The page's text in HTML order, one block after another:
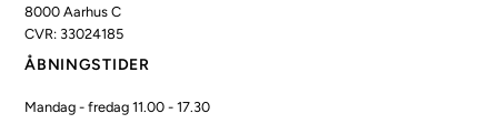
8000 Aarhus C
CVR: 33024185
ÅBNINGSTIDER
Mandag - fredag 11.00 - 17.30